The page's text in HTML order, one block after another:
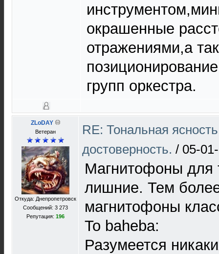
окрашенные
отражениями,а
групп оркестра.
ZLoDAY
Ветеран
Откуда: Днепропетровск
Сообщений: 3 273
Репутация: 196
RE: Тональная
достоверность. / 05-
Магнитофоны для
лишние. Тем
магнитофоны
To baheba:
Разумеется